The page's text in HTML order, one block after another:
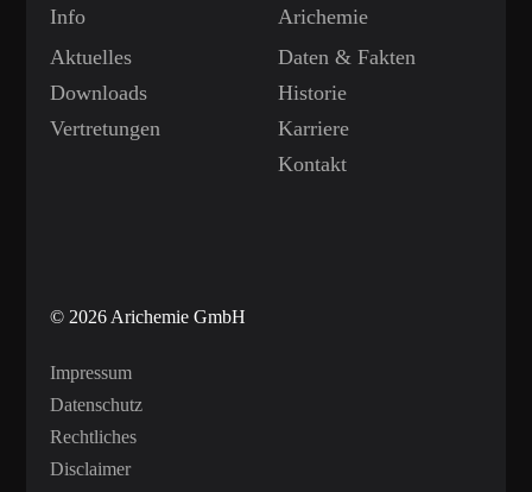
Info
Aktuelles
Downloads
Vertretungen
Arichemie
Daten & Fakten
Historie
Karriere
Kontakt
© 2026 Arichemie GmbH
Impressum
Datenschutz
Rechtliches
Disclaimer